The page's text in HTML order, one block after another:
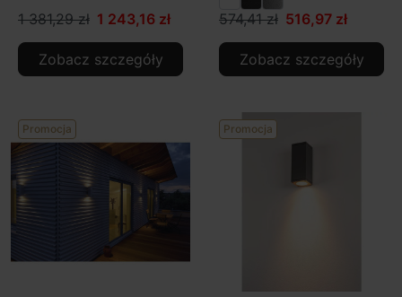
1 381,29 zł 1 243,16 zł
Zobacz szczegóły
574,41 zł 516,97 zł
Zobacz szczegóły
Promocja Promocja